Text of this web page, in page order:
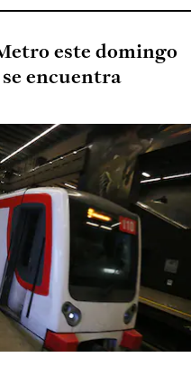
este domingo
encuentra